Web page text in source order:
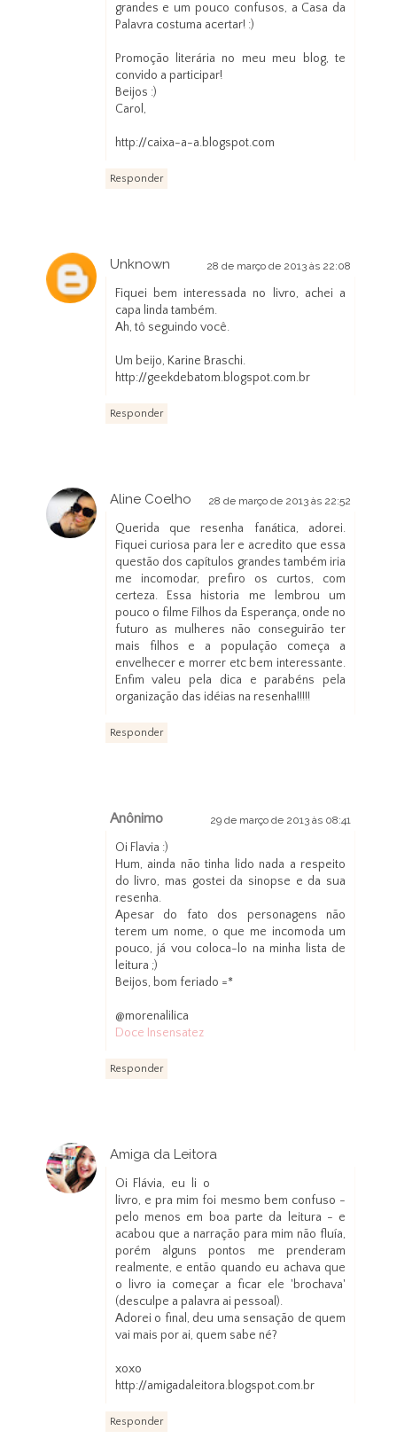
grandes e um pouco confusos, a Casa da
Palavra costuma acertar! :)
Promoção literária no meu meu blog, te
convido a participar!
Beijos :)
Carol,
http://caixa-a-a.blogspot.com
Responder
Unknown 28 de março de 2013 às 22:08
Fiquei bem interessada no livro, achei a
capa linda também.
Ah, tô seguindo você.
Um beijo, Karine Braschi.
http://geekdebatom.blogspot.com.br
Responder
Aline Coelho 28 de março de 2013 às 22:52
Querida que resenha fanática, adorei.
Fiquei curiosa para ler e acredito que essa
questão dos capítulos grandes também iria
me incomodar, prefiro os curtos, com
certeza. Essa historia me lembrou um
pouco o filme Filhos da Esperança, onde no
futuro as mulheres não conseguirão ter
mais filhos e a população começa a
envelhecer e morrer etc bem interessante.
Enfim valeu pela dica e parabéns pela
organização das idéias na resenha!!!!!
Responder
Anônimo 29 de março de 2013 às 08:41
Oi Flavia :)
Hum, ainda não tinha lido nada a respeito
do livro, mas gostei da sinopse e da sua
resenha.
Apesar do fato dos personagens não
terem um nome, o que me incomoda um
pouco, já vou coloca-lo na minha lista de
leitura ;)
Beijos, bom feriado =*
@morenalilica
Doce Insensatez
Responder
Amiga da Leitora
Oi Flávia, eu li o
livro, e pra mim foi mesmo bem confuso -
pelo menos em boa parte da leitura - e
acabou que a narração para mim não fluía,
porém alguns pontos me prenderam
realmente, e então quando eu achava que
o livro ia começar a ficar ele 'brochava'
(desculpe a palavra ai pessoal).
Adorei o final, deu uma sensação de quem
vai mais por ai, quem sabe né?
xoxo
http://amigadaleitora.blogspot.com.br
Responder